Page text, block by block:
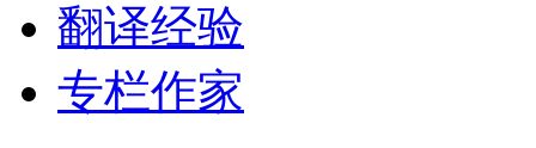
翻译经验
专栏作家